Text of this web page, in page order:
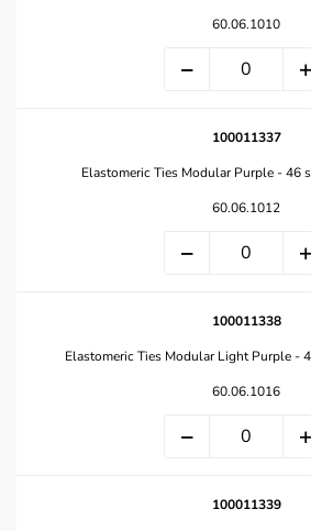
60.06.1010
100011337
Elastomeric Ties Modular Purple - 46
60.06.1012
100011338
Elastomeric Ties Modular Light Purple -
60.06.1016
100011339